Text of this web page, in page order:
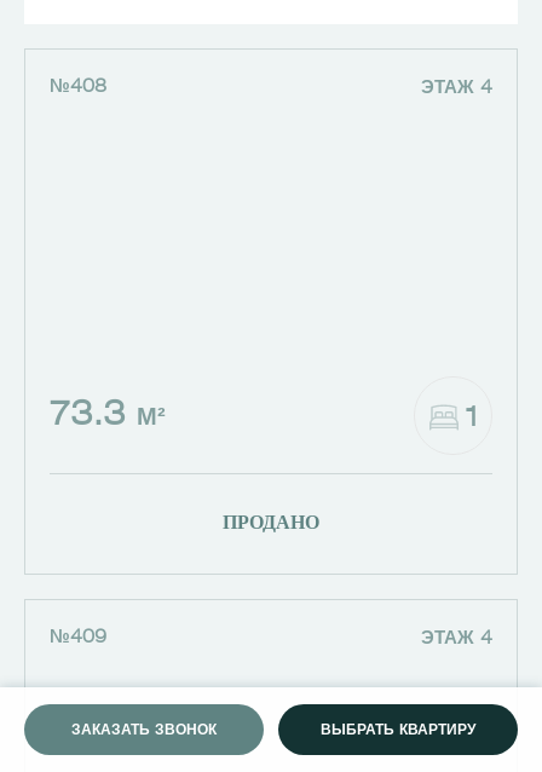
ЗАКАЗАТЬ ЗВОНОК ВЫБРАТЬ КВАРТИРУ
№408 ЭТАЖ 4
73.3 М² 1
ПРОДАНО
№409 ЭТАЖ 4